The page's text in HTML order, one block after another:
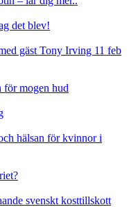
det blev!
gäst Tony Irving 11 feb
för mogen hud
hälsan för kvinnor i
svenskt kosttillskott